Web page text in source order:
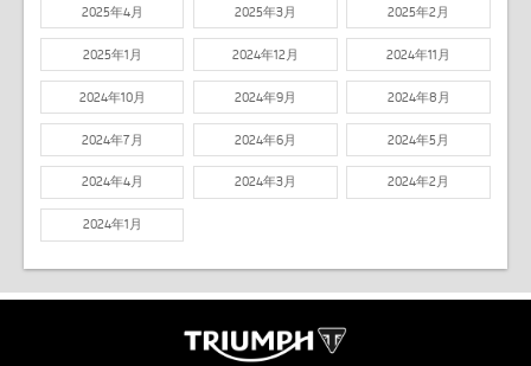
2025年4月 2025年3月 2025年2月
2025年1月 2024年12月 2024年11月
2024年10月 2024年9月 2024年8月
2024年7月 2024年6月 2024年5月
2024年4月 2024年3月 2024年2月
2024年1月